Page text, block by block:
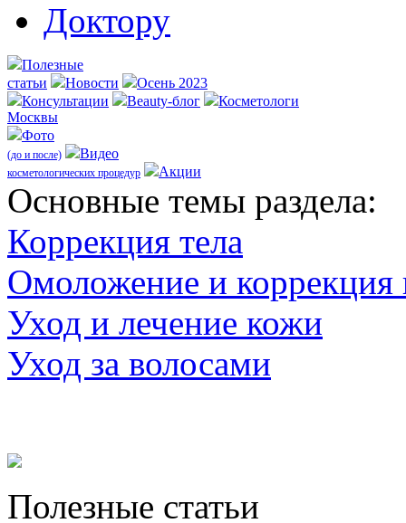
Доктору
Полезные
статьи
Новости
Осень 2023
Консультации
Beauty-блог
Косметологи
Москвы
Фото
(до и после) Видео
косметологических процедур Акции
Оcновные темы раздела:
Коррекция тела
Омоложение и коррекция
Уход и лечение кожи
Уход за волосами
Полезные статьи